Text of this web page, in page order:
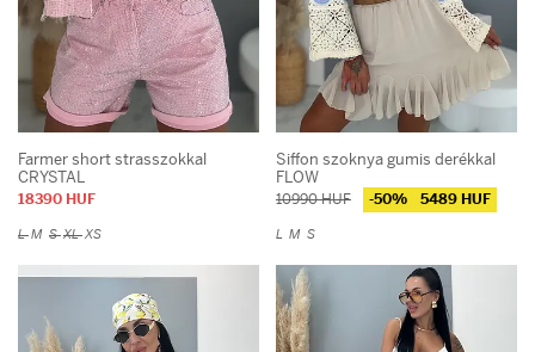
Farmer short strasszokkal
CRYSTAL
18390 HUF
LM SXLXS
Siffon szoknya gumis derékkal
FLOW
10990 HUF -50% 5489 HUF
L M S